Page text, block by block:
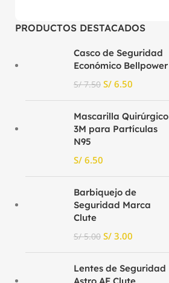
PRODUCTOS DESTACADOS
Casco de Seguridad
Económico Bellpower
S/7.50 S/ 6.50
Mascarilla Quirúrgico
3M para Partículas
N95
S/
Barbiquejo de
Seguridad Marca
Clute
S/5.00 S/ 3.00
Lentes de Seguridad